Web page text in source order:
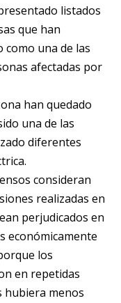
listados
que han
una de las
afectadas por
han quedado
una de las
diferentes
consideran
realizadas en
perjudicados en
económicamente
los
en repetidas
hubiera menos